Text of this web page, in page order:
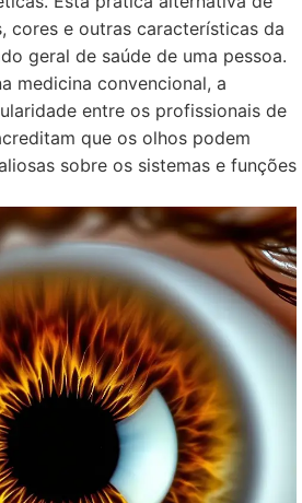
cores e outras características da
geral de saúde de uma pessoa.
medicina convencional, a
entre os profissionais de
que os olhos podem
sobre os sistemas e funções